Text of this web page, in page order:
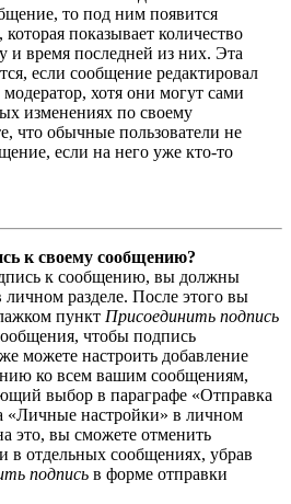
то под ним появится
показывает количество
и время последней из них. Эта
если сообщение редактировал
хотя они могут сами
изменениях по своему
что обычные пользователи не
если на него уже кто-то
к своему сообщению?
к сообщению, вы должны
личном разделе. После этого вы
пункт Присоединить подпись
чтобы подпись
можете настроить добавление
ко всем вашим сообщениям,
выбор в параграфе «Отправка
«Личные настройки» в личном
это, вы сможете отменить
в отдельных сообщениях, убрав
подпись в форме отправки